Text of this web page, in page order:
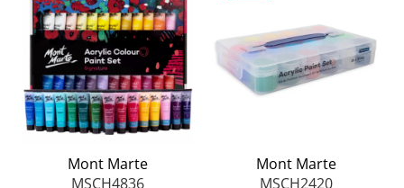
Mont Marte
MSCH4836
Mont Marte
MSCH2420